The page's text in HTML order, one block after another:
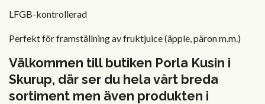
LFGB-kontrollerad
Perfekt för framställning av fruktjuice (äpple, päron m.m.)
Välkommen till butiken Porla Kusin i
Skurup, där ser du hela vårt breda
sortiment men även produkten i